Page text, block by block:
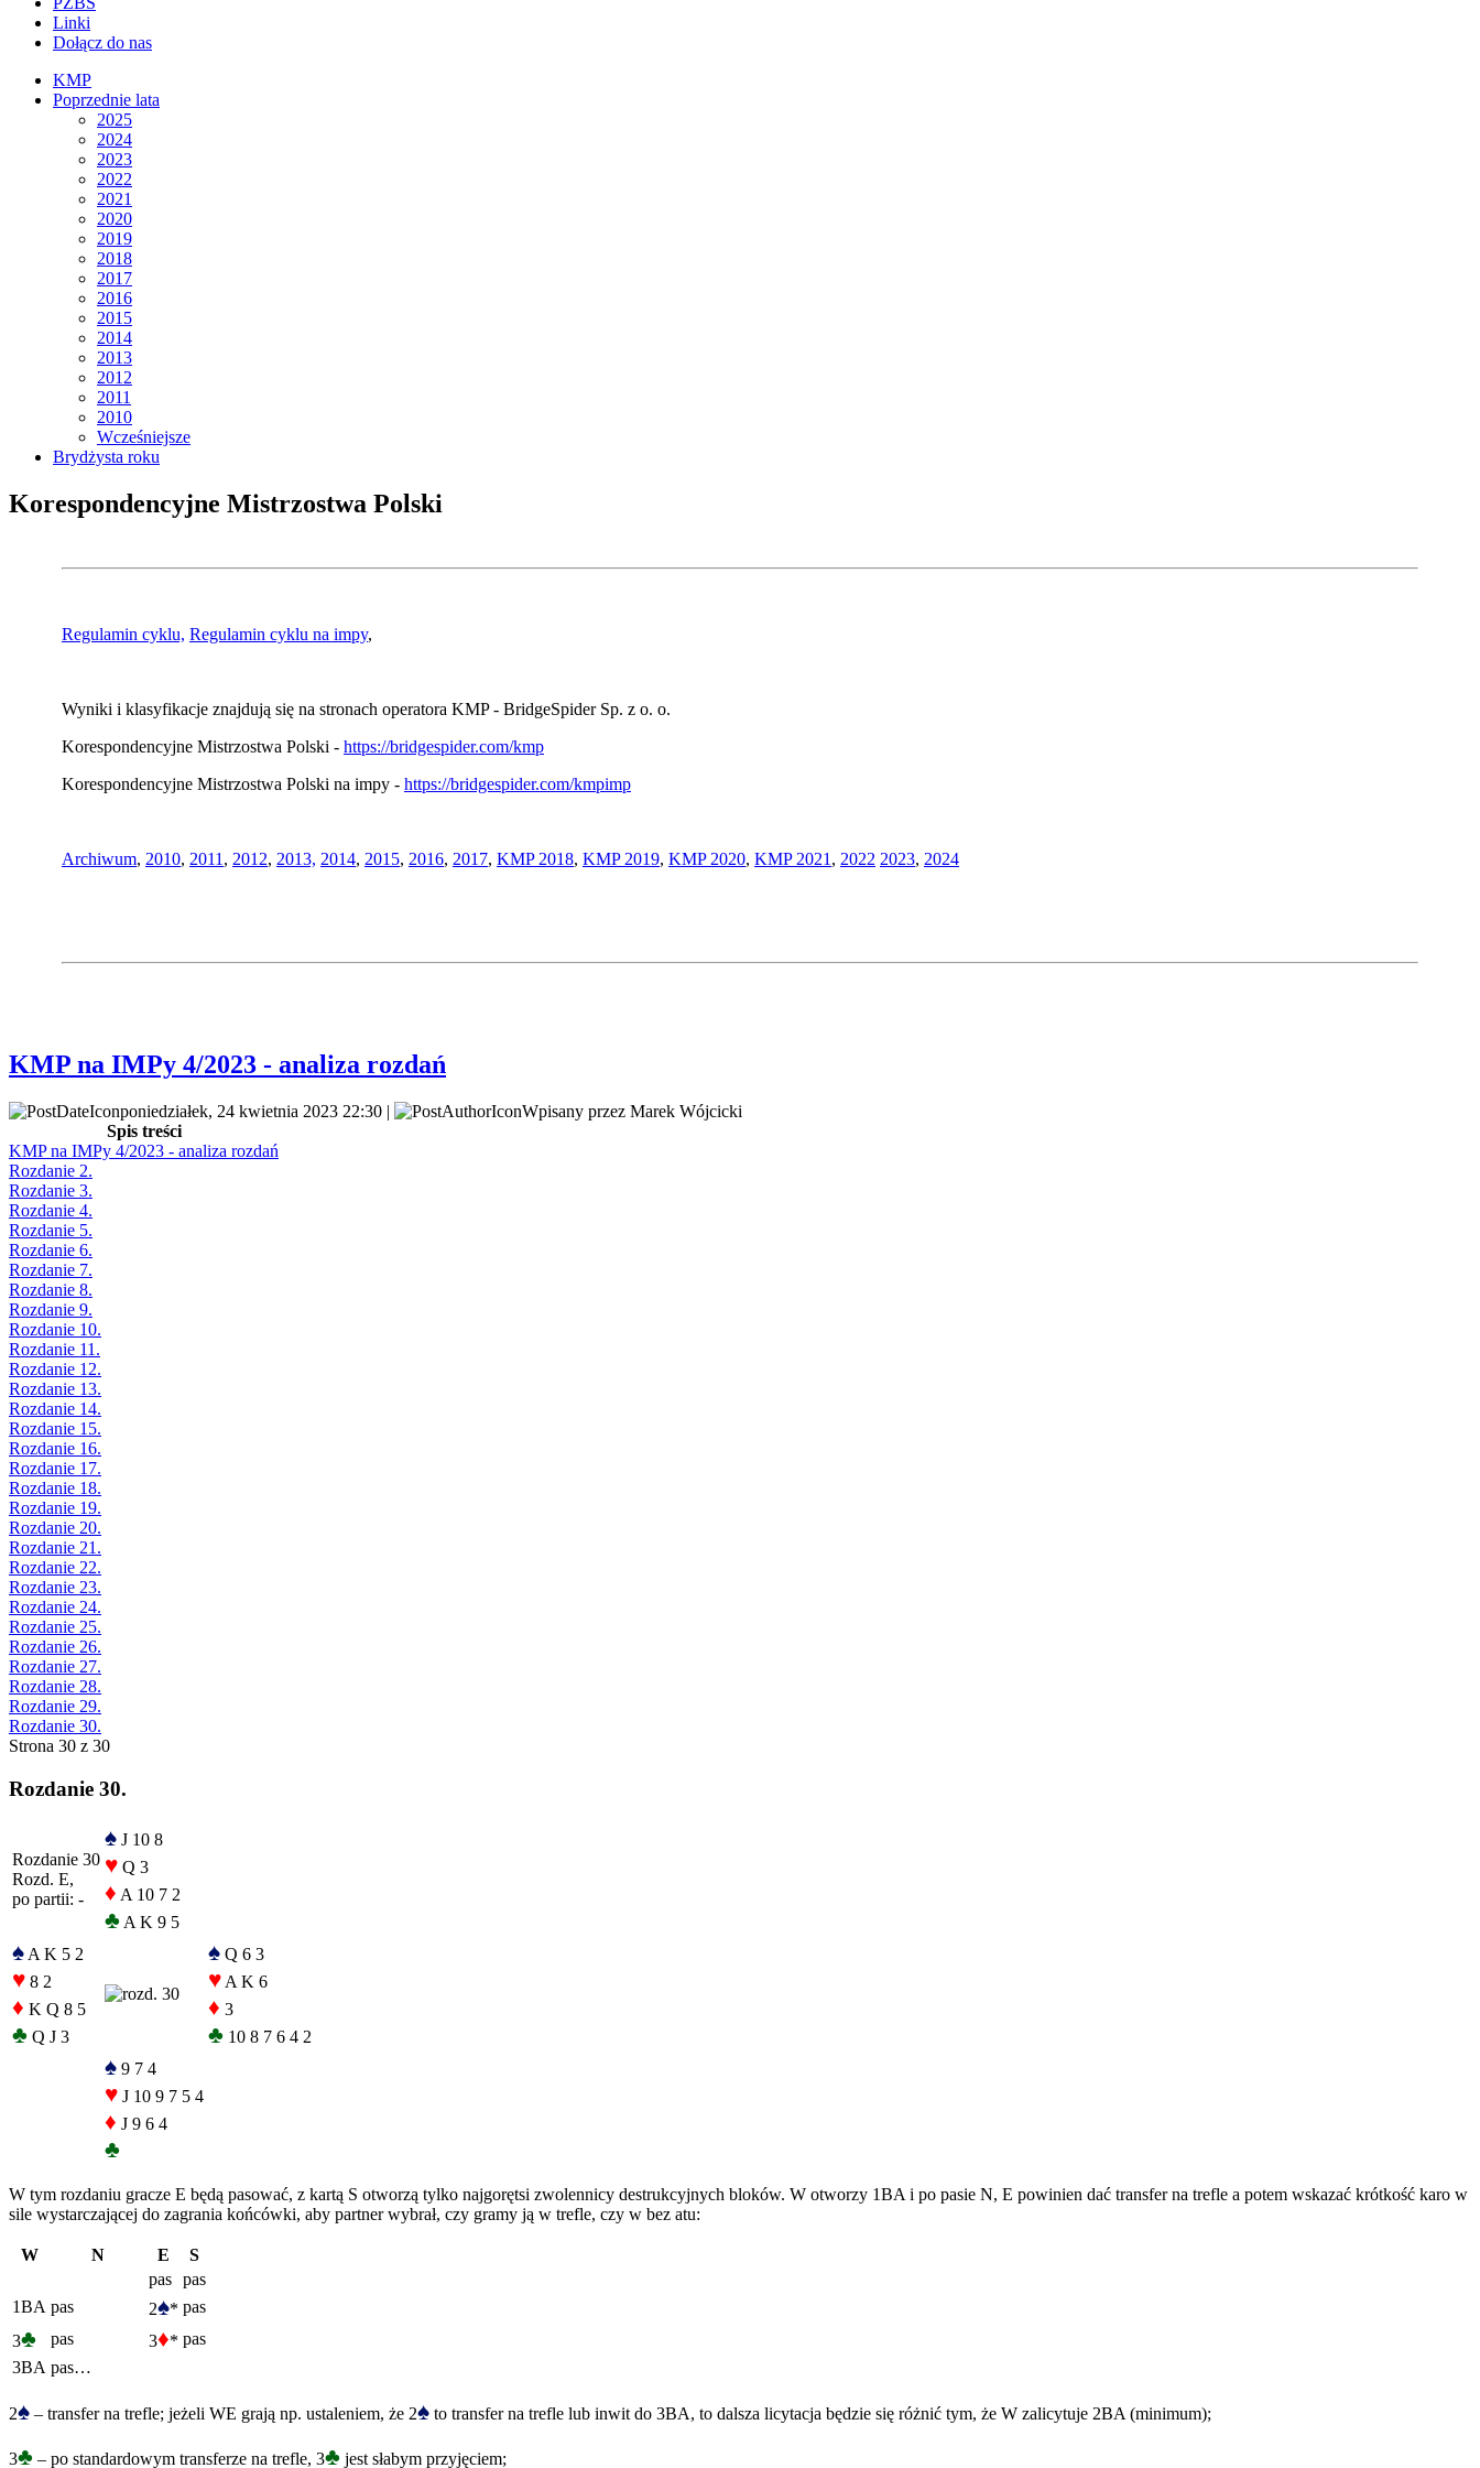
Linki
Dołącz do nas
KMP
Poprzednie lata
2025
2024
2023
2022
2021
2020
2019
2018
2017
2016
2015
2014
2013
2012
2011
2010
Wcześniejsze
Brydżysta roku
Korespondencyjne Mistrzostwa Polski
Regulamin cyklu, Regulamin cyklu na impy,
Wyniki i klasyfikacje znajdują się na stronach operatora KMP - BridgeSpider Sp. z o. o.
Korespondencyjne Mistrzostwa Polski - https://bridgespider.com/kmp
Korespondencyjne Mistrzostwa Polski na impy - https://bridgespider.com/kmpimp
Archiwum, 2010, 2011 , 2012, 2013, 2014, 2015, 2016, 2017, KMP 2018, KMP 2019, KMP 2020, KMP 2021 , 2022 2023, 2024
KMP na IMPy 4/2023 - analiza rozdań
poniedziałek, 24 kwietnia 2023 22:30 |
Wpisany przez Marek Wójcicki
Spis treści
KMP na IMPy 4/2023 - analiza rozdań
Rozdanie 2.
Rozdanie 3.
Rozdanie 4.
Rozdanie 5.
Rozdanie 6.
Rozdanie 7.
Rozdanie 8.
Rozdanie 9.
Rozdanie 10.
Rozdanie 11.
Rozdanie 12.
Rozdanie 13.
Rozdanie 14.
Rozdanie 15.
Rozdanie 16.
Rozdanie 17.
Rozdanie 18.
Rozdanie 19.
Rozdanie 20.
Rozdanie 21.
Rozdanie 22.
Rozdanie 23.
Rozdanie 24.
Rozdanie 25.
Rozdanie 26.
Rozdanie 27.
Rozdanie 28.
Rozdanie 29.
Rozdanie 30.
Strona 30 z 30
Rozdanie 30.
Rozdanie 30
Rozd. E,
po partii: -
♠ J 10 8
♥ Q 3
♦ A 10 7 2
♣ A K 9 5
♠ A K 5 2
♥ 8 2
♦ K Q 8 5
♣ Q J 3
♠ Q 6 3
♥ A K 6
♦ 3
♣ 10 8 7 6 4 2
♠ 9 7 4
♥ J 10 9 7 5 4
♦ J 9 6 4
♣
W tym rozdaniu gracze E będą pasować, z kartą S otworzą tylko najgorętsi zwolennicy destrukcyjnych bloków. W otworzy 1BA i po pasie N, E powinien dać transfer na trefle a potem wskazać krótkość karo w
sile wystarczającej do zagrania końcówki, aby partner wybrał, czy gramy ją w trefle, czy w bez atu:
W N E
S
pas pas
1BA pas 2♠* pas
3♣ pas 3♦* pas
3BA pas…
2♠ – transfer na trefle; jeżeli WE grają np. ustaleniem, że 2♠ to transfer na trefle lub inwit do 3BA, to dalsza licytacja będzie się różnić tym, że W zalicytuje 2BA (minimum);
3♣ – po standardowym transferze na trefle, 3♣ jest słabym przyjęciem;